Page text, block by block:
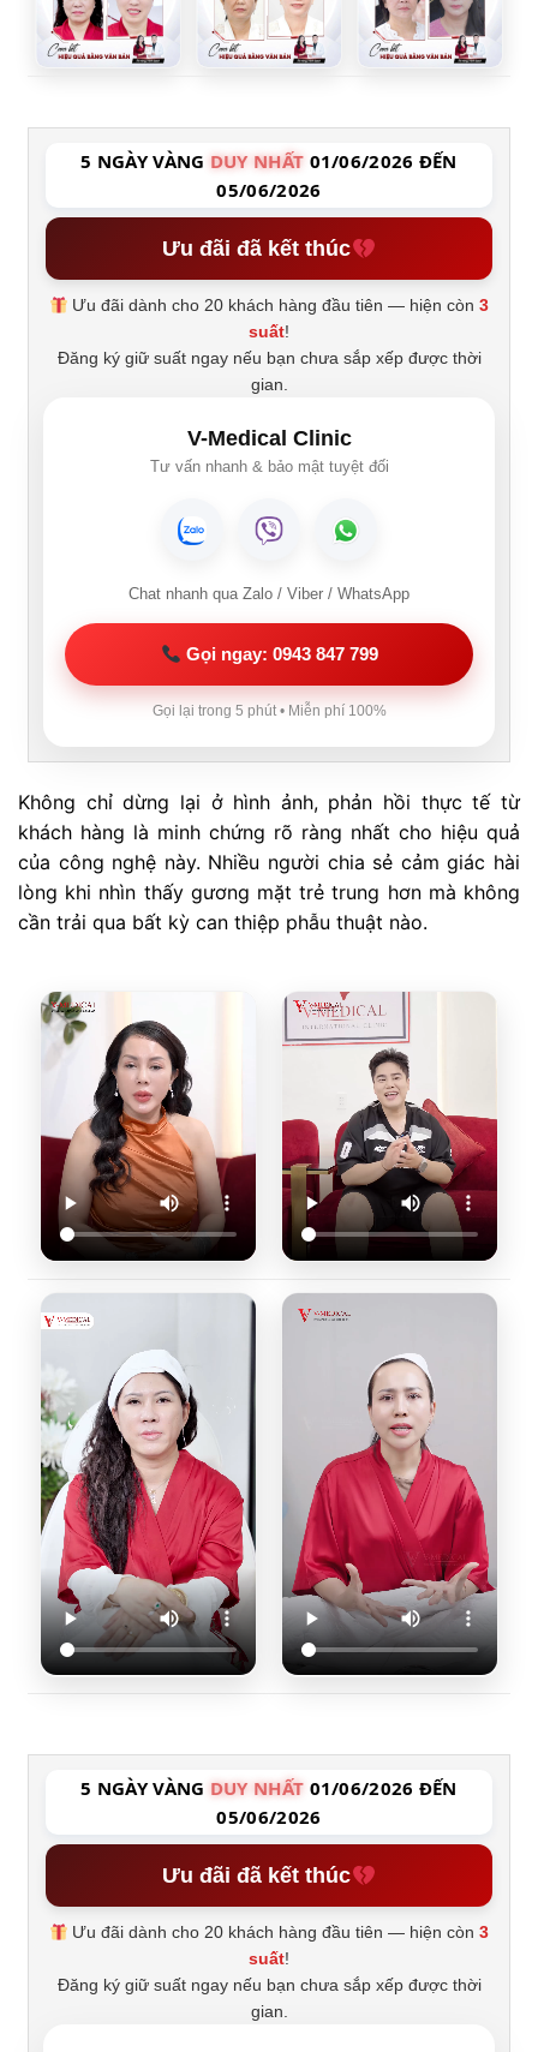
5 NGÀY VÀNG DUY NHẤT 01/06/2026 ĐẾN
05/06/2026
Ưu đãi đã kết thúc
Ưu đãi dành cho 20 khách hàng đầu tiên — hiện còn3
suất!
Đăng ký giữ suất ngay nếu bạn chưa sắp xếp được thời
gian.
V-Medical Clinic
Tư vấn nhanh & bảo mật tuyệt đối
Chat nhanh qua Zalo / Viber / WhatsApp
Gọi ngay: 0943 847 799
Gọi lại trong 5 phút • Miễn phí 100%
Không chỉ dừng lại ở hình ảnh, phản hồi thực tế từ
khách hàng là minh chứng rõ ràng nhất cho hiệu quả
của công nghệ này. Nhiều người chia sẻ cảm giác hài
lòng khi nhìn thấy gương mặt trẻ trung hơn mà không
cần trải qua bất kỳ can thiệp phẫu thuật nào.
5 NGÀY VÀNG DUY NHẤT 01/06/2026 ĐẾN
05/06/2026
Ưu đãi đã kết thúc
Ưu đãi dành cho 20 khách hàng đầu tiên — hiện còn3
suất!
Đăng ký giữ suất ngay nếu bạn chưa sắp xếp được thời
gian.